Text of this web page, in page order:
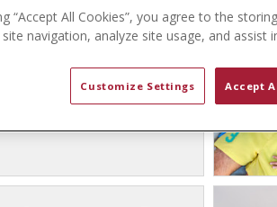
หลายพันล้าน
Assn. เปิดตัว
ลระดับโลก: ไอคอนที่
Polo Assn. ได้เฉลิมฉลองไอ
ม่ใช่เพียงแค่ในฐานะแฟชั่น
ทั้งผู้เล่นและผู้บริโภคทั่วโลก
“Accept All Cookies”, you agree to the
site navigation, analyze site usage, and assist
Customize Settings Accept